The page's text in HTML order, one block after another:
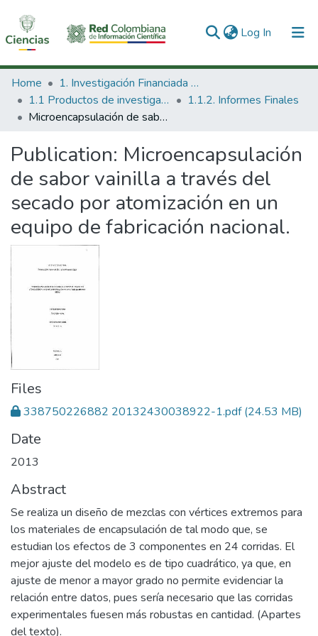
Log In (current)
Communities & Collections
All of DSpace
Home
1. Investigación Financiada con Recursos Públicos
1.1 Productos de investigación
1.1.2. Informes Finales
Microencapsulación de sabor vainilla a través del secado por atomización en un equipo de fabricación nacional.
Publication: Microencapsulación
de sabor vainilla a través del
secado por atomización en un
equipo de fabricación nacional.
Files
338750226882 20132430038922-1.pdf(24.53 MB)
Date
2013
Abstract
Se realiza un diseño de mezclas con vértices extremos para
los materiales de encapsulación de tal modo que, se
estudian los efectos de 3 componentes en 24 corridas. El
mejor ajuste del modelo es de tipo cuadrático, ya que, en
ajuste de menor a mayor grado no permite evidenciar la
relación entre datos, pues sería necesario que las corridas
experimentales fuesen más robustas en cantidad. (Apartes
del texto).